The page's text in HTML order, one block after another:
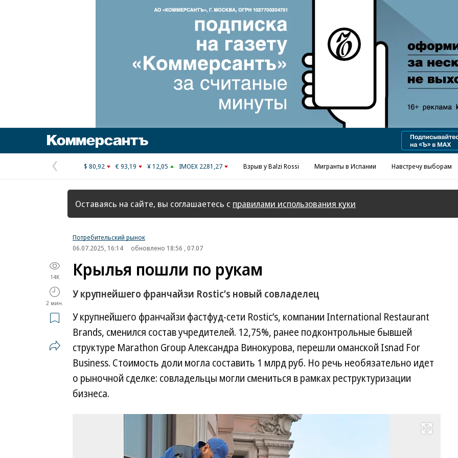
Реклама в «Ъ» www.kommersant.ru/ad
Предыдущая
страница
$ 80,92 € 93,19 ¥ 12,05 IMOEX 2281,27 Взрыв у Balzi Rossi Мигранты в Испании Навстречу выборам
Оставаясь на сайте, вы соглашаетесь с правилами использования куки
Потребительский рынок
06.07.2025, 16:14
обновлено 18:56 , 07.07
14K
2 мин.
Крылья пошли по рукам
У крупнейшего франчайзи Rostic’s новый совладелец
У крупнейшего франчайзи фастфуд-сети Rostic’s, компании International Restaurant
Brands, сменился состав учредителей. 12,75%, ранее подконтрольные бывшей
структуре Marathon Group Александра Винокурова, перешли оманской Isnad For
Business. Стоимость доли могла составить 1 млрд руб. Но речь необязательно идет
о рыночной сделке: совладельцы могли смениться в рамках реструктуризации
бизнеса.
Развернуть на весь экран